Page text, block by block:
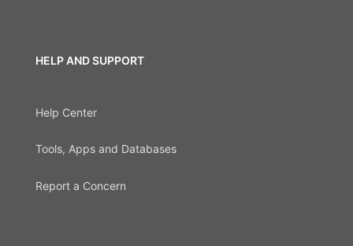
HELP AND SUPPORT
Help Center
Tools, Apps and Databases
Report a Concern